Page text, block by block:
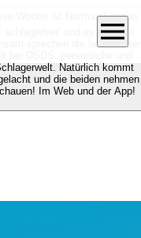
Woche ist Norman Langen
und es erwartet
sprechen die beiden über
bei DSDS, persönliche und
Natürlich kommt
und die beiden nehmen
Im Web und der App!
menu